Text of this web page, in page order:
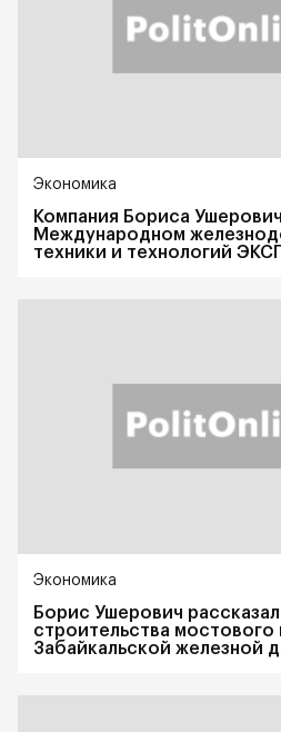
Экономика
Компания Бориса
Международном
техники и технологий
Экономика
Борис Ушерович
строительства мостового
Забайкальской железной